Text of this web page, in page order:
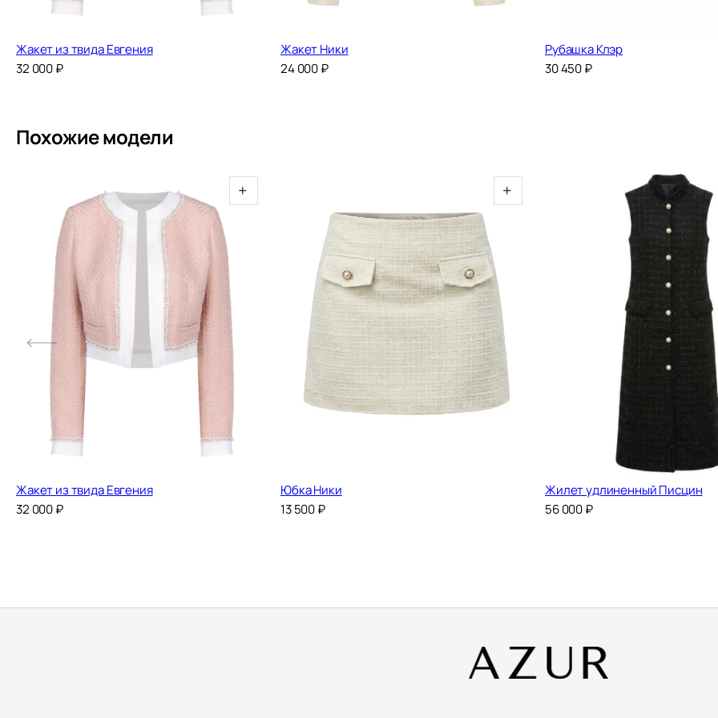
Жакет из твида Евгения
32 000₽
Жакет Ники
24 000₽
Рубашка Клэр
30 450₽
Похожие модели
+
Жакет из твида Евгения
32 000₽
+
Юбка Ники
13 500₽
Жилет удлиненный Писцин
56 000₽